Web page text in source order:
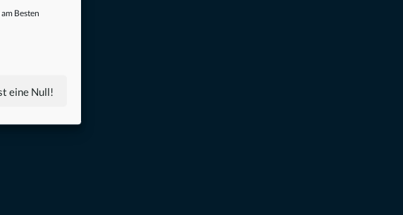
Besten
eine Null!